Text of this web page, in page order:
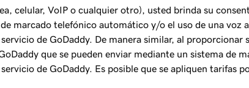
celular, VoIP o cualquier otro), usted brinda su
marcado telefónico automático y/o el uso de una
de GoDaddy. De manera similar, al
que se pueden enviar mediante un sistema
de GoDaddy. Es posible que se apliquen tarifas